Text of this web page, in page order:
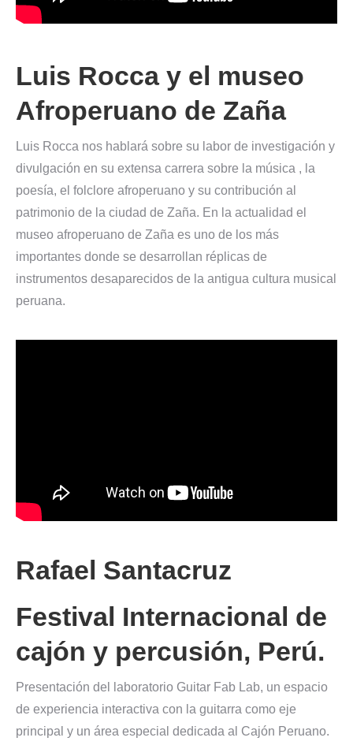
Luis Rocca y el museo
Afroperuano de Zaña
Luis Rocca nos hablará sobre su labor de investigación y
divulgación en su extensa carrera sobre la música , la
poesía, el folclore afroperuano y su contribución al
patrimonio de la ciudad de Zaña. En la actualidad el
museo afroperuano de Zaña es uno de los más
importantes donde se desarrollan réplicas de
instrumentos desaparecidos de la antigua cultura musical
peruana.
Rafael Santacruz
Festival Internacional de
cajón y percusión, Perú.
Presentación del laboratorio Guitar Fab Lab, un espacio
de experiencia interactiva con la guitarra como eje
principal y un área especial dedicada al Cajón Peruano.